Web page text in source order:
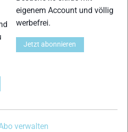
24
eigenem Account und völlig
werbefrei.
Jetzt abonnieren
verwalten